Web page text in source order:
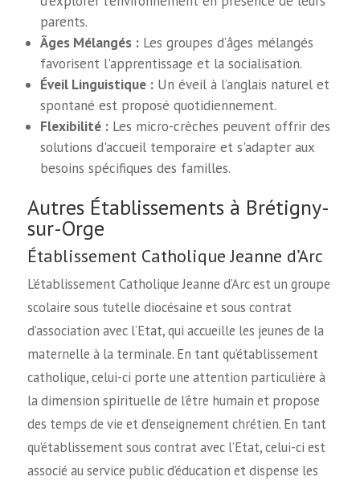
parents.
Âges Mélangés : Les groupes d’âges mélangés
favorisent l'apprentissage et la socialisation.
Éveil Linguistique : Un éveil à l’anglais naturel et
spontané est proposé quotidiennement.
Flexibilité : Les micro-crèches peuvent offrir des
solutions d'accueil temporaire et s'adapter aux
besoins spécifiques des familles.
Autres Établissements à Brétigny-
sur-Orge
Établissement Catholique Jeanne d’Arc
L’établissement Catholique Jeanne d’Arc est un groupe
scolaire sous tutelle diocésaine et sous contrat
d’association avec l’Etat, qui accueille les jeunes de la
maternelle à la terminale. En tant qu’établissement
catholique, celui-ci porte une attention particulière à
la dimension spirituelle de l’être humain et propose
des temps de vie et d’enseignement chrétien. En tant
qu’établissement sous contrat avec l’Etat, celui-ci est
associé au service public d’éducation et dispense les